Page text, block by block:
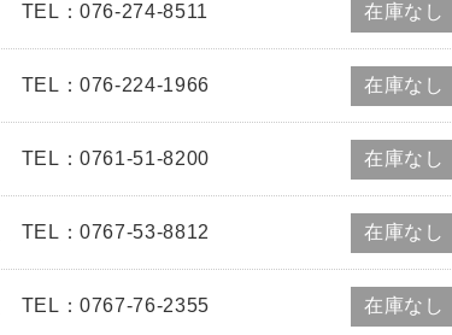
TEL：076-274-8511 在庫なし
TEL：076-224-1966 在庫なし
TEL：0761-51-8200 在庫なし
TEL：0767-53-8812 在庫なし
TEL：0767-76-2355 在庫なし